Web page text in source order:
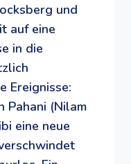
und
auf eine
in die
Ereignisse:
Pahani (Nilam
eine neue